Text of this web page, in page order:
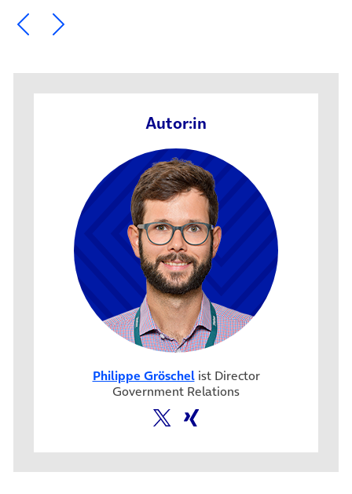
Ein Element zurück blättern
Ein Element weiter blättern
Autor:in
Philippe Gröschelist Director
Government Relations